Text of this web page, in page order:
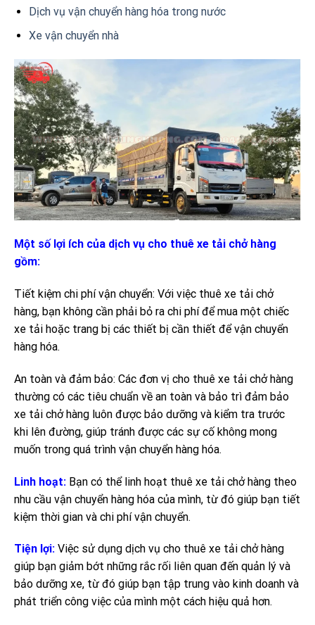
Dịch vụ vận chuyển hàng hóa trong nước
Xe vận chuyển nhà
Một số lợi ích của dịch vụ cho thuê xe tải chở hàng
gồm:
Tiết kiệm chi phí vận chuyển: Với việc thuê xe tải chở
hàng, bạn không cần phải bỏ ra chi phí để mua một chiếc
xe tải hoặc trang bị các thiết bị cần thiết để vận chuyển
hàng hóa.
An toàn và đảm bảo: Các đơn vị cho thuê xe tải chở hàng
thường có các tiêu chuẩn về an toàn và bảo trì đảm bảo
xe tải chở hàng luôn được bảo dưỡng và kiểm tra trước
khi lên đường, giúp tránh được các sự cố không mong
muốn trong quá trình vận chuyển hàng hóa.
Linh hoạt: Bạn có thể linh hoạt thuê xe tải chở hàng theo
nhu cầu vận chuyển hàng hóa của mình, từ đó giúp bạn tiết
kiệm thời gian và chi phí vận chuyển.
Tiện lợi: Việc sử dụng dịch vụ cho thuê xe tải chở hàng
giúp bạn giảm bớt những rắc rối liên quan đến quản lý và
bảo dưỡng xe, từ đó giúp bạn tập trung vào kinh doanh và
phát triển công việc của mình một cách hiệu quả hơn.